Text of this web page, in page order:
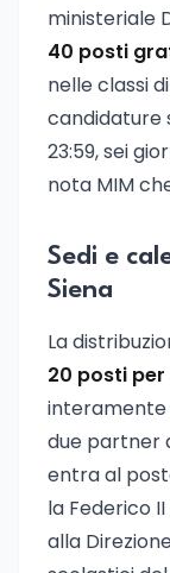
ministeriale
40 posti
nelle classi di
candidature
23:59, sei
nota MIM
Sedi e
Siena
La
20 posti per
interamente
due partner
entra al
la Federico
alla